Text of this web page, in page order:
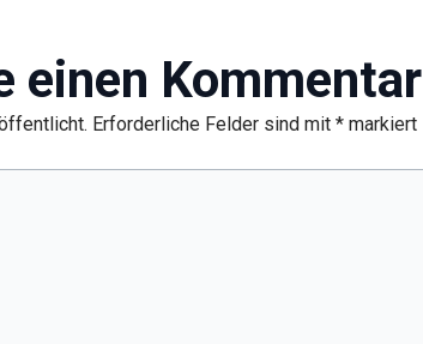
einen Kommentar
Erforderliche Felder sind mit * markiert